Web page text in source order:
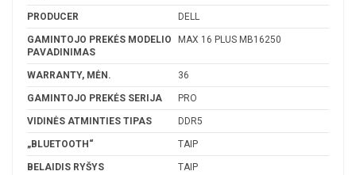
PRODUCER DELL
GAMINTOJO PREKĖS MODELIO
PAVADINIMAS
MAX 16 PLUS MB16250
WARRANTY, MĖN. 36
GAMINTOJO PREKĖS SERIJA PRO
VIDINĖS ATMINTIES TIPAS DDR5
„BLUETOOTH“ TAIP
BELAIDIS RYŠYS TAIP